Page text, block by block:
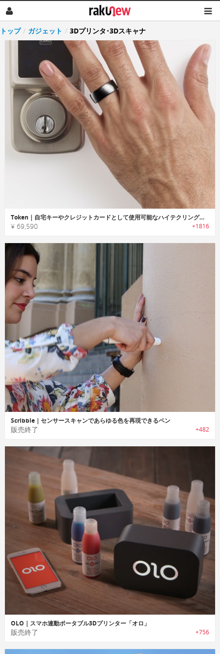
トップ / ガジェット / 3Dプリンタ･3Dスキャナ
Token｜自宅キーやクレジットカードとして使用可能なハイテクリング「トークン」
¥ 69,590 +1816
Scribble｜センサースキャンであらゆる色を再現できるペン
販売終了 +482
OLO｜スマホ連動ポータブル3Dプリンター「オロ」
販売終了 +756